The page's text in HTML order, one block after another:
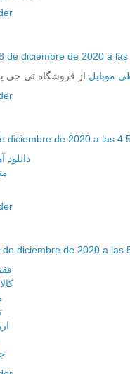
de diciembre de 2020 a las
موبایل از فروشگاه تی جی
diciembre de 2020 a las
دانلود
de diciembre de 2020 a las